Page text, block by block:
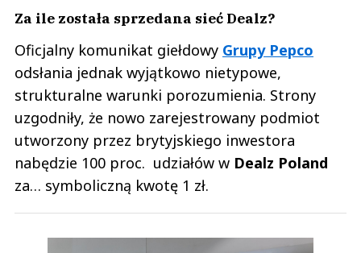
Za ile została sprzedana sieć Dealz?
Oficjalny komunikat giełdowy Grupy Pepco
odsłania jednak wyjątkowo nietypowe,
strukturalne warunki porozumienia. Strony
uzgodniły, że nowo zarejestrowany podmiot
utworzony przez brytyjskiego inwestora
nabędzie 100 proc. udziałów w Dealz Poland
za… symboliczną kwotę 1 zł.